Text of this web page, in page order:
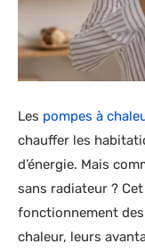
Les pompes à
chauffer les
d’énergie. Mais
sans radiateur ?
fonctionnement
chaleur, leurs